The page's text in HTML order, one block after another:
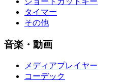
タイマー
その他
音楽・動画
メディアプレイヤー
コーデック